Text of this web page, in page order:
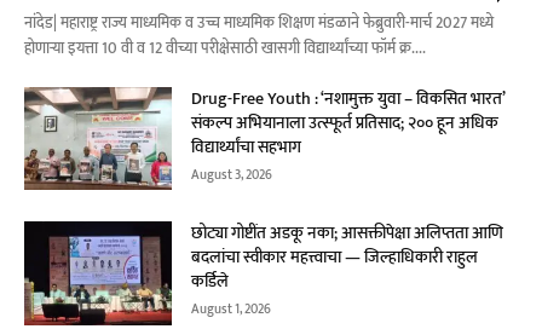
नांदेड| महाराष्ट्र राज्य माध्यमिक व उच्च माध्यमिक शिक्षण मंडळाने फेब्रुवारी-मार्च 2027 मध्ये
होणाऱ्या इयत्ता 10 वी व 12 वीच्या परीक्षेसाठी खासगी विद्यार्थ्यांच्या फॉर्म क्र....
Drug-Free Youth : ‘नशामुक्त युवा – विकसित भारत’
संकल्प अभियानाला उत्स्फूर्त प्रतिसाद; २०० हून अधिक
विद्यार्थ्यांचा सहभाग
August 3, 2026
छोट्या गोष्टींत अडकू नका; आसक्तीपेक्षा अलिप्तता आणि
बदलांचा स्वीकार महत्त्वाचा — जिल्हाधिकारी राहुल
कर्डिले
August 1, 2026